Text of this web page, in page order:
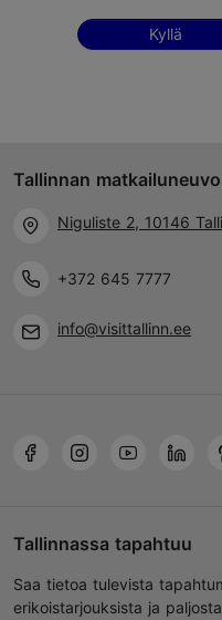
Kyllä
Tallinnan
Niguliste 2, 10146
+372 645 7777
info@visittallinn.ee
Tallinnassa tapahtuu
Saa tietoa tulevista
erikoistarjouksista ja